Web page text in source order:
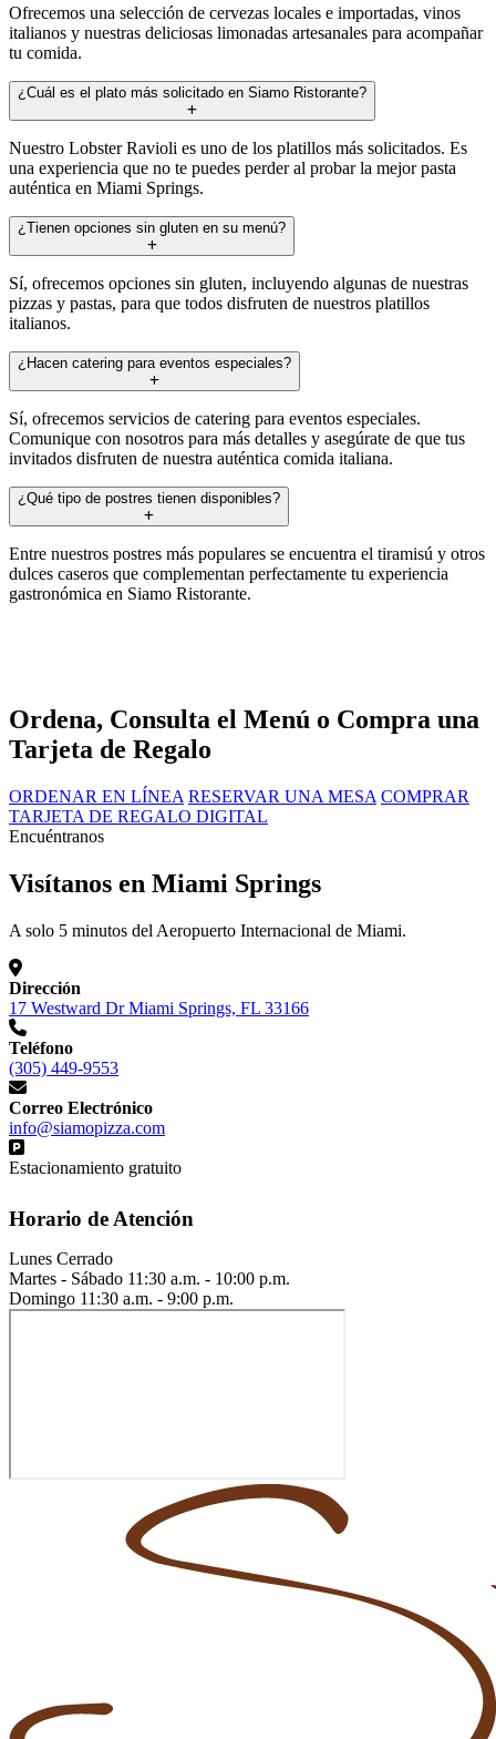
Ofrecemos una selección de cervezas locales e importadas, vinos
italianos y nuestras deliciosas limonadas artesanales para acompañar
tu comida.
¿Cuál es el plato más solicitado en Siamo Ristorante?
Nuestro Lobster Ravioli es uno de los platillos más solicitados. Es
una experiencia que no te puedes perder al probar la mejor pasta
auténtica en Miami Springs.
¿Tienen opciones sin gluten en su menú?
Sí, ofrecemos opciones sin gluten, incluyendo algunas de nuestras
pizzas y pastas, para que todos disfruten de nuestros platillos
italianos.
¿Hacen catering para eventos especiales?
Sí, ofrecemos servicios de catering para eventos especiales.
Comunique con nosotros para más detalles y asegúrate de que tus
invitados disfruten de nuestra auténtica comida italiana.
¿Qué tipo de postres tienen disponibles?
Entre nuestros postres más populares se encuentra el tiramisú y otros
dulces caseros que complementan perfectamente tu experiencia
gastronómica en Siamo Ristorante.
Ordena, Consulta el Menú o Compra una
Tarjeta de Regalo
ORDENAR EN LÍNEA RESERVAR UNA MESA COMPRAR
TARJETA DE REGALO DIGITAL
Encuéntranos
Visítanos en Miami Springs
A solo 5 minutos del Aeropuerto Internacional de Miami.
Dirección
17 Westward Dr Miami Springs, FL 33166
Teléfono
(305) 449-9553
Correo Electrónico
info@siamopizza.com
Estacionamiento gratuito
Horario de Atención
Lunes Cerrado
Martes - Sábado 11:30 a.m. - 10:00 p.m.
Domingo 11:30 a.m. - 9:00 p.m.